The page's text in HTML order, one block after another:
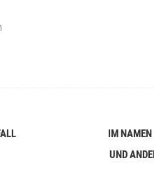
IM NAMEN
UND